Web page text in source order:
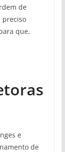
de
preciso
que,
e
de